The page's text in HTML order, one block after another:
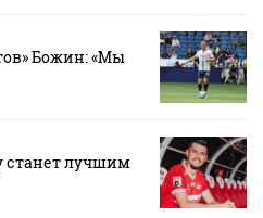
Божин: «Мы
станет лучшим